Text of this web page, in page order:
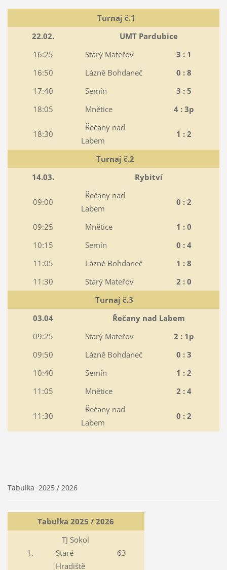
Turnaj č.1
22.02.
UMT Pardubice
16:25
Starý Mateřov
3 : 1
16:50
Lázně Bohdaneč
0 : 8
17:40
Semín
3 : 5
18:05
Mnětice 4 : 3p
18:30
Řečany nad
Labem
1 : 2
Turnaj č.2
14.03.
Rybitví
09:00
Řečany nad
Labem
0 : 2
09:25 Mnětice
1 : 0
10:15
Semín
0 : 4
11:05
Lázně Bohdaneč
1 : 8
11:30
Starý Mateřov
2 : 0
Turnaj č.3
03.04
Řečany nad Labem
09:25
Starý Mateřov
2 : 1p
09:50
Lázně Bohdaneč
0 : 3
10:40
Semín
1 : 2
11:05
Mnětice 2 : 4
11:30
Řečany nad
Labem
0 : 2
Tabulka 2025 / 2026
Tabulka 2025 / 2026
1.
TJ Sokol
Staré
Hradiště
63